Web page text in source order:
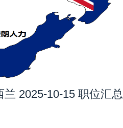
兰 2025-10-15 职位汇总